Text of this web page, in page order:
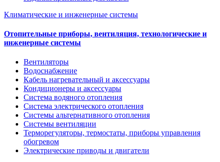
Климатические и инженерные системы
Отопительные приборы, вентиляция, технологические и
инженерные системы
Вентиляторы
Водоснабжение
Кабель нагревательный и аксессуары
Кондиционеры и аксессуары
Система водяного отопления
Система электрического отопления
Системы альтернативного отопления
Системы вентиляции
Терморегуляторы, термостаты, приборы управления
обогревом
Электрические приводы и двигатели